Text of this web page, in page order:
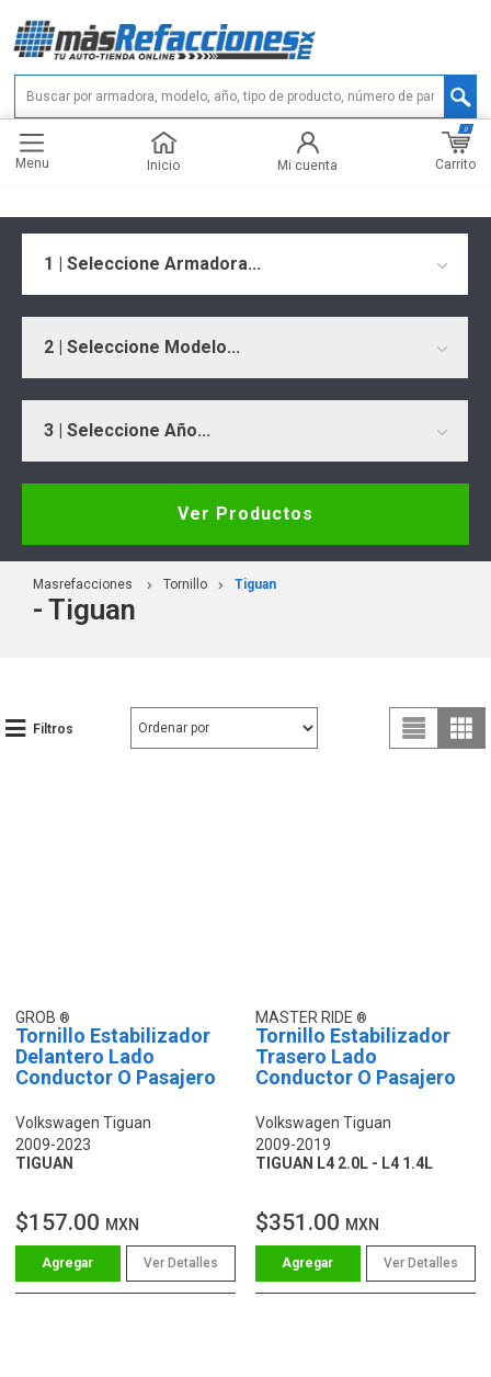
Menu Inicio Mi cuenta Carrito
0
1 | Seleccione Armadora...
2 | Seleccione Modelo...
3 | Seleccione Año...
Ver Productos
Masrefacciones Tornillo Tiguan
- Tiguan
Filtros
GROB
Tornillo Estabilizador
Delantero Lado
Conductor O Pasajero
Volkswagen Tiguan
2009-2023
TIGUAN
$157.00 MXN
Ver Detalles
MASTER RIDE
Tornillo Estabilizador
Trasero Lado
Conductor O Pasajero
Volkswagen Tiguan
2009-2019
TIGUAN L4 2.0L - L4 1.4L
$351.00 MXN
Ver Detalles